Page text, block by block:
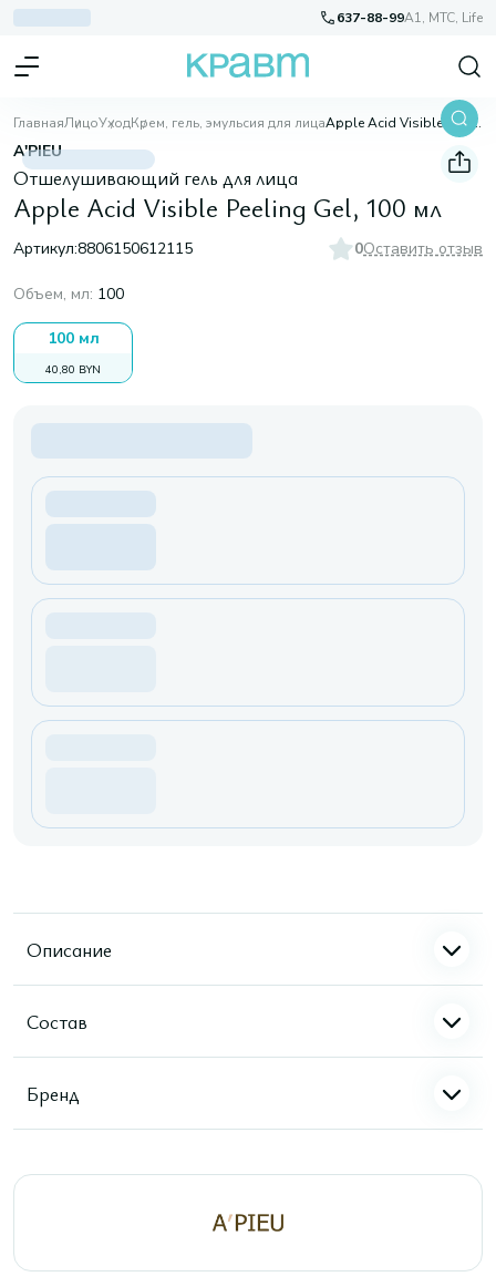
637-88-99A1, МТС, Life
ГлавнаяЛицоУходКрем, гель, эмульсия для лица Apple Acid Visible Peeling Gel, 100 мл
A'PIEU
Отшелушивающий гель для лица
Apple Acid Visible Peeling Gel, 100 мл
Артикул:8806150612115 0Оставить отзыв
Объем, мл: 100
100 мл
40,80 BYN
Описание
Состав
Бренд